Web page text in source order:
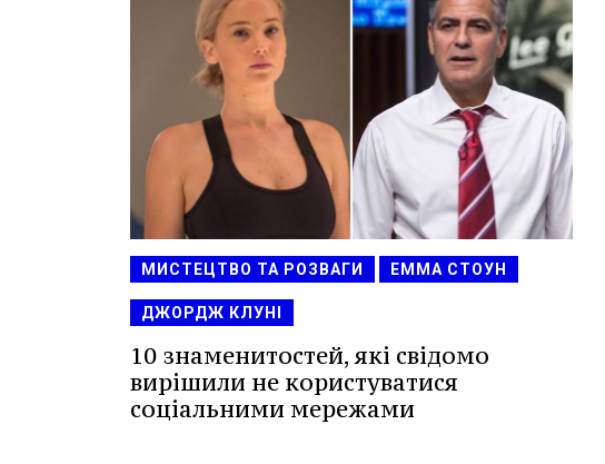
МИСТЕЦТВО ТА РОЗВАГИ ЕММА СТОУН
ДЖОРДЖ КЛУНІ
10 знаменитостей, які свідомо
вирішили не користуватися
соціальними мережами